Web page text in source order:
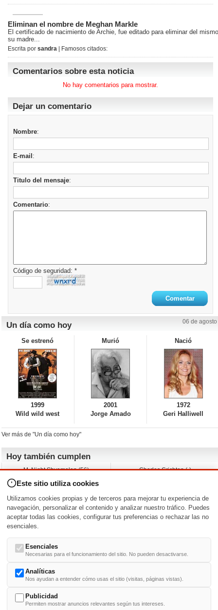
Eliminan el nombre de Meghan Markle
El certificado de nacimiento de Archie, fue editado para eliminar del
su madre...
Escrita por sandra | Famosos citados:
Comentarios sobre esta noticia
No hay comentarios para mostrar.
Dejar un comentario
Nombre:
E-mail :
Titulo del mensaje:
Comentario:
Código de seguridad: *
Un día como hoy 06 de agosto
Se estrenó
1999
Wild wild west
Murió
2001
Jorge Amado
Nació
1972
Geri Halliwell
Ver más de "Un día como hoy"
Hoy también cumplen
M. Night Shyamalan (56)
Andy Warhol (98)
Melissa George (50)
Vera Farmiga (53)
Charles Crichton (-)
Jeremy Ratchford (61)
Jason O’Mara (54)
Nacimientos y estrenos en la fecha
DD/MM /
-U- V- W- X - -
Este sitio utiliza cookies
Utilizamos cookies propias y de terceros para mejorar tu experiencia de
navegación, personalizar el contenido y analizar nuestro tráfico. Puedes
aceptar todas las cookies, configurar tus preferencias o rechazar las no
esenciales.
Esenciales
Necesarias para el funcionamiento del sitio. No pueden desactivarse.
Analíticas
Nos ayudan a entender cómo usas el sitio (visitas, páginas vistas).
Publicidad
Permiten mostrar anuncios relevantes según tus intereses.